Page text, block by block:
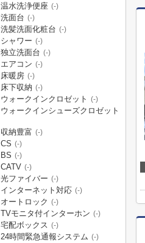
温水洗浄便座 (-)
洗面台 (-)
洗髪洗面化粧台 (-)
シャワー (-)
独立洗面台 (-)
エアコン (-)
床暖房 (-)
床下収納 (-)
ウォークインクロゼット (-)
ウォークインシューズクロゼット
収納豊富 (-)
CS (-)
BS (-)
CATV (-)
光ファイバー (-)
インターネット対応 (-)
オートロック (-)
TVモニタ付インターホン (-)
宅配ボックス (-)
24時間緊急通報システム (-)